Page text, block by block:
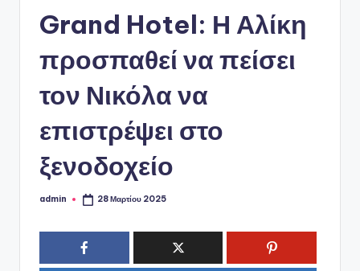
P
o
Grand Hotel: Η Αλίκη
προσπαθεί να πείσει
τον Νικόλα να
επιστρέψει στο
ξενοδοχείο
Συγγραφέας:
admin 28 Μαρτίου 2025